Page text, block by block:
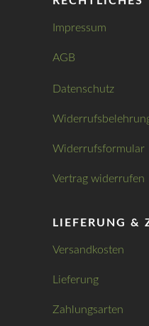
Impressum
AGB
Datenschutz
Widerrufsformular
Vertrag widerrufen
LIEFERUNG &
Versandkosten
Lieferung
Zahlungsarten